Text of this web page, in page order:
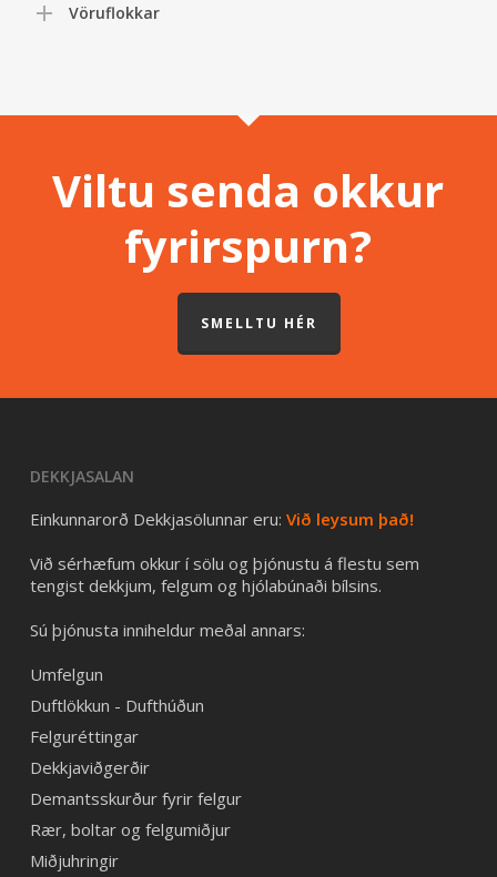
Vöruflokkar
Viltu senda okkur
fyrirspurn?
SMELLTU HÉR
DEKKJASALAN
Einkunnarorð Dekkjasölunnar eru: Við leysum það!
Við sérhæfum okkur í sölu og þjónustu á flestu sem
tengist dekkjum, felgum og hjólabúnaði bílsins.
Sú þjónusta inniheldur meðal annars:
Umfelgun
Duftlökkun - Dufthúðun
Felguréttingar
Dekkjaviðgerðir
Demantsskurður fyrir felgur
Rær, boltar og felgumiðjur
Miðjuhringir